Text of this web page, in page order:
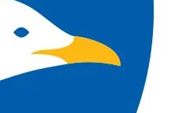
أفضل مواقع الكازينو التي تقبل بطاقات الائتمان وPaysafecard دليلك